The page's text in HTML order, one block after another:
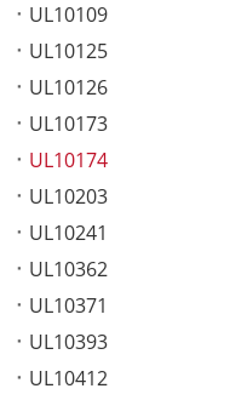
UL10109
UL10125
UL10126
UL10173
UL10174
UL10203
UL10241
UL10362
UL10371
UL10393
UL10412